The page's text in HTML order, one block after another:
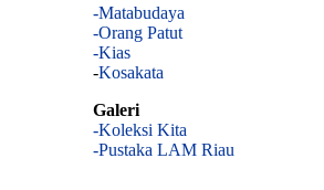
-Matabudaya
-Orang Patut
-Kias
-Kosakata
Galeri
-Koleksi Kita
-Pustaka LAM Riau